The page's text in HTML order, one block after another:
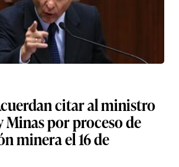
citar al ministro
Minas por proceso de
minera el 16 de